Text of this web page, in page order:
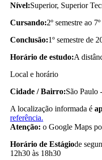
Nível:Superior, Superior
Cursando:2º semestre ao
Conclusão:1º semestre de
Horário de estudo:A
Local e horário
Cidade / Bairro:São Paulo
A localização informada é
referência.
Atenção: o Google Maps
Horário de Estágiode
12h30 às 18h30